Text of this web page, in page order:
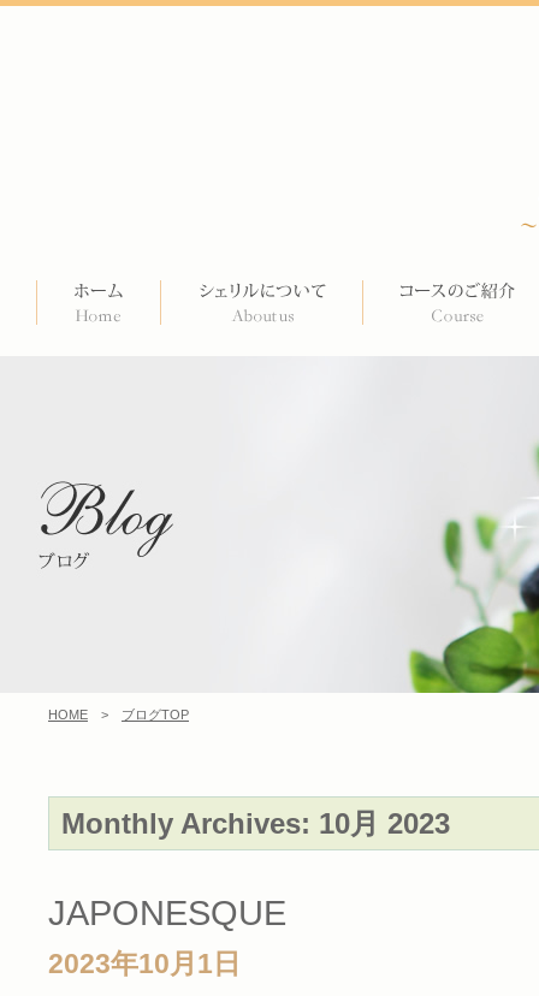
HOME > ブログTOP
Monthly Archives: 10月 2023
JAPONESQUE
2023年10月1日